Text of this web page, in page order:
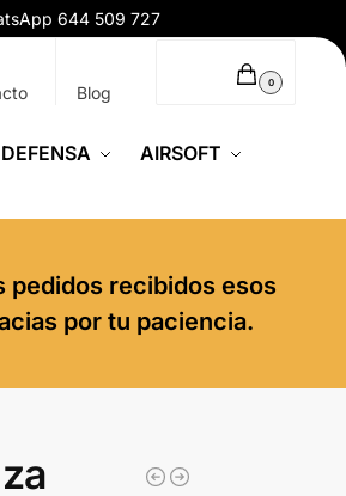
644 509 727
Blog 0
AIRSOFT
pedidos recibidos esos
por tu paciencia.